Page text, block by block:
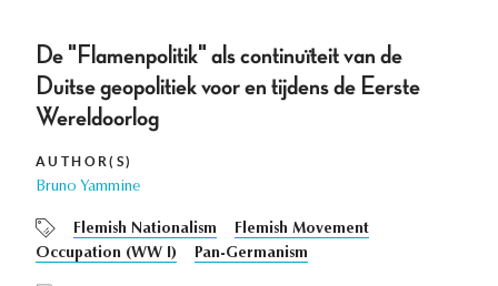
De "Flamenpolitik" als continuïteit van de
Duitse geopolitiek voor en tijdens de Eerste
Wereldoorlog
AUTHOR(S)
Bruno Yammine
Flemish Nationalism
Flemish Movement
Occupation (WW I)
Pan-Germanism